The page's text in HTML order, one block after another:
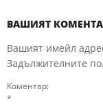
ВАШИЯТ
Вашият имейл
Задължителните
Коментар:
*